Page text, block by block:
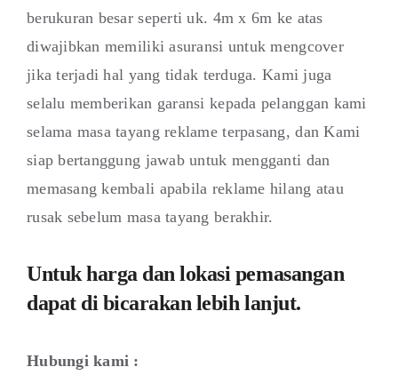
berukuran besar seperti uk. 4m x 6m ke atas
diwajibkan memiliki asuransi untuk mengcover
jika terjadi hal yang tidak terduga. Kami juga
selalu memberikan garansi kepada pelanggan kami
selama masa tayang reklame terpasang, dan Kami
siap bertanggung jawab untuk mengganti dan
memasang kembali apabila reklame hilang atau
rusak sebelum masa tayang berakhir.
Untuk harga dan lokasi pemasangan
dapat di bicarakan lebih lanjut.
Hubungi kami :